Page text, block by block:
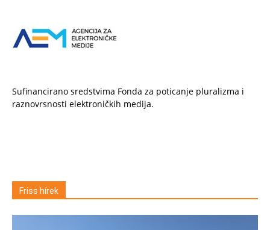
Sufinancirano sredstvima Fonda za poticanje pluralizma i
raznovrsnosti elektroničkih medija.
Friss hírek